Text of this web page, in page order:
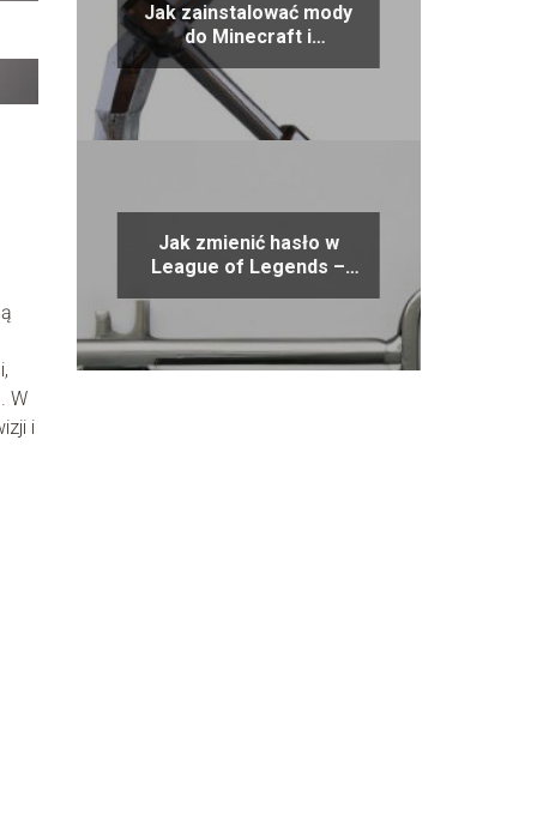
W
i
Jak zainstalować mody
do Minecraft i
zoptymalizować swoją
rozgrywkę
Jak zmienić hasło w
League of Legends –